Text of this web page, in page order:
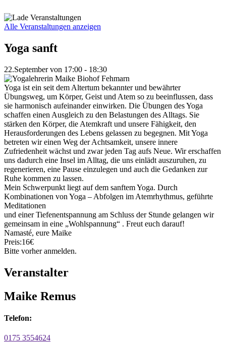
Inhalt
springen
Alle Veranstaltungen anzeigen
Yoga sanft
22.September von 17:00 - 18:30
Yoga ist ein seit dem Altertum bekannter und bewährter
Übungsweg, um Körper, Geist und Atem so zu beeinflussen, dass
sie harmonisch aufeinander einwirken. Die Übungen des Yoga
schaffen einen Ausgleich zu den Belastungen des Alltags. Sie
stärken den Körper, die Atemkraft und unsere Fähigkeit, den
Herausforderungen des Lebens gelassen zu begegnen. Mit Yoga
betreten wir einen Weg der Achtsamkeit, unsere innere
Zufriedenheit wächst und zwar jeden Tag aufs Neue. Wir erschaffen
uns dadurch eine Insel im Alltag, die uns einlädt auszuruhen, zu
regenerieren, eine Pause einzulegen und auch die Gedanken zur
Ruhe kommen zu lassen.
Mein Schwerpunkt liegt auf dem sanftem Yoga. Durch
Kombinationen von Yoga – Abfolgen im Atemrhythmus, geführte
Meditationen
und einer Tiefenentspannung am Schluss der Stunde gelangen wir
gemeinsam in eine „Wohlspannung“ . Freut euch darauf!
Namasté, eure Maike
Preis:16€
Bitte vorher anmelden.
Veranstalter
Maike Remus
Telefon:
0175 3554624